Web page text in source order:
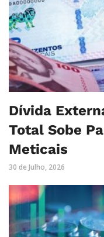
Dívida
Total Sobe
Meticais
30 de Julho, 2026